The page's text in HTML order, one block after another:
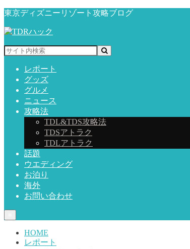
東京ディズニーリゾート攻略ブログ
レポート
グッズ
グルメ
ニュース
攻略法
TDL&TDS攻略法
TDSアトラク
TDLアトラク
話題
ウエディング
お泊り
海外
お問い合わせ
HOME
レポート